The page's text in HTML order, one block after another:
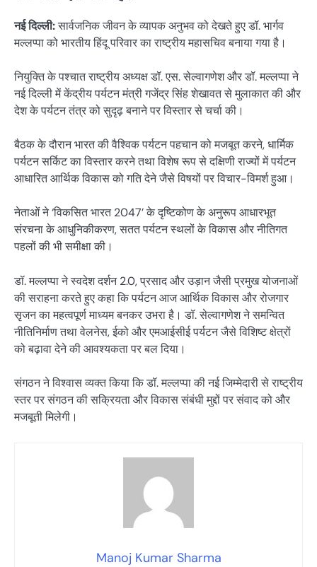
नई दिल्ली:सार्वजनिक जीवन के व्यापक अनुभव को देखते हुए डॉ. भार्गव
मल्लप्पा को भारतीय हिंदू परिवार का राष्ट्रीय महासचिव बनाया गया है।
नियुक्ति के पश्चात राष्ट्रीय अध्यक्ष डॉ. एस. सेल्वागणेश और डॉ. मल्लप्पा ने
नई दिल्ली में केंद्रीय पर्यटन मंत्री गजेंद्र सिंह शेखावत से मुलाकात की और
देश के पर्यटन तंत्र को सुदृढ़ बनाने पर विस्तार से चर्चा की।
बैठक के दौरान भारत की वैश्विक पर्यटन पहचान को मजबूत करने, धार्मिक
पर्यटन सर्किट का विस्तार करने तथा विशेष रूप से दक्षिणी राज्यों में पर्यटन
आधारित आर्थिक विकास को गति देने जैसे विषयों पर विचार-विमर्श हुआ।
नेताओं ने ‘विकसित भारत 2047’ के दृष्टिकोण के अनुरूप आधारभूत
संरचना के आधुनिकीकरण, सतत पर्यटन स्थलों के विकास और नीतिगत
पहलों की भी समीक्षा की।
डॉ. मल्लप्पा ने स्वदेश दर्शन 2.0, प्रसाद और उड़ान जैसी प्रमुख योजनाओं
की सराहना करते हुए कहा कि पर्यटन आज आर्थिक विकास और रोजगार
सृजन का महत्वपूर्ण माध्यम बनकर उभरा है। डॉ. सेल्वागणेश ने समन्वित
नीतिनिर्माण तथा वेलनेस, ईको और एमआईसीई पर्यटन जैसे विशिष्ट क्षेत्रों
को बढ़ावा देने की आवश्यकता पर बल दिया।
संगठन ने विश्वास व्यक्त किया कि डॉ. मल्लप्पा की नई जिम्मेदारी से राष्ट्रीय
स्तर पर संगठन की सक्रियता और विकास संबंधी मुद्दों पर संवाद को और
मजबूती मिलेगी।
Manoj Kumar Sharma